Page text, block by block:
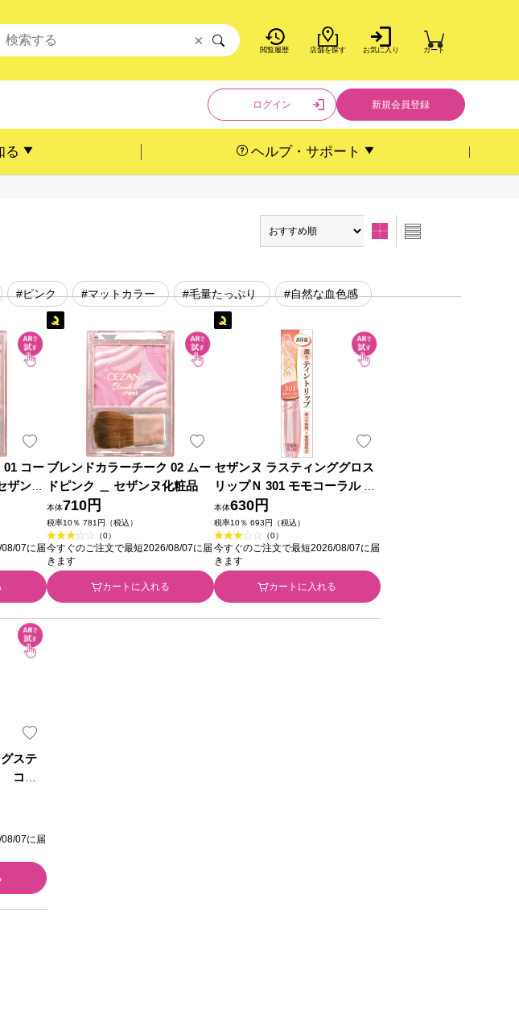
閲覧履歴 店舗を探す お気に入り カート
×
ログイン 新規会員登録
る ヘルプ・サポート
#ピンク #マットカラー #毛量たっぷり #自然な血色感
01 コー
ンヌ
07に届
ブレンドカラーチーク 02 ムー
ドピンク ＿ セザンヌ化粧品
本体710円
税率10％ 781円（税込）
（0）
今すぐのご注文で最短2026/08/07に届
きます
カートに入れる
セザンヌ ラスティンググロス
リップＮ 301 モモコーラル ＿
セザンヌ化粧品
本体630円
税率10％ 693円（税込）
（0）
今すぐのご注文で最短2026/08/07に届
きます
カートに入れる
ステ
コー
粧品
07に届